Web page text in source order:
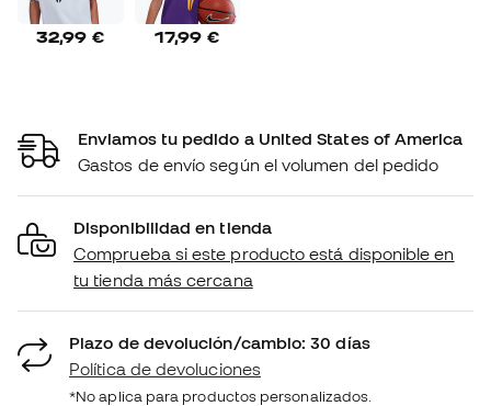
32,99 € 17,99 €
Enviamos tu pedido a United States of America
Gastos de envío según el volumen del pedido
Disponibilidad en tienda
Comprueba si este producto está disponible en
tu tienda más cercana
Plazo de devolución/cambio: 30 días
Política de devoluciones
*No aplica para productos personalizados.